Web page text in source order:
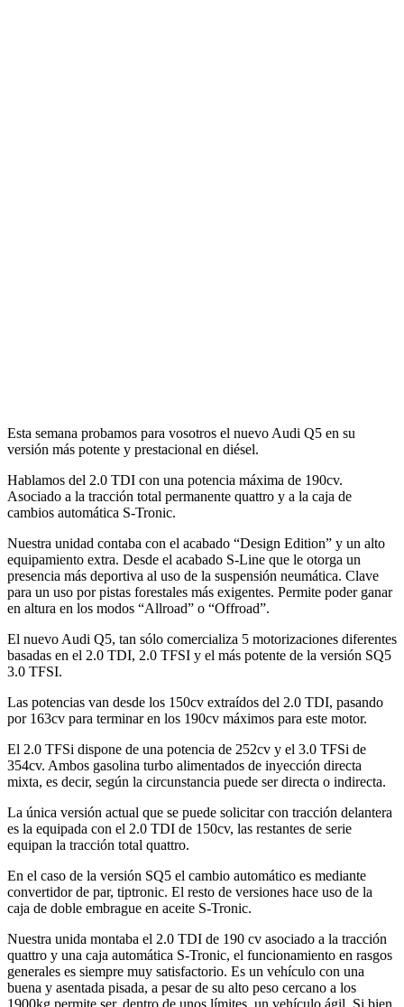
Esta semana probamos para vosotros el nuevo Audi Q5 en su
versión más potente y prestacional en diésel.
Hablamos del 2.0 TDI con una potencia máxima de 190cv.
Asociado a la tracción total permanente quattro y a la caja de
cambios automática S-Tronic.
Nuestra unidad contaba con el acabado “Design Edition” y un alto
equipamiento extra. Desde el acabado S-Line que le otorga un
presencia más deportiva al uso de la suspensión neumática. Clave
para un uso por pistas forestales más exigentes. Permite poder ganar
en altura en los modos “Allroad” o “Offroad”.
El nuevo Audi Q5, tan sólo comercializa 5 motorizaciones diferentes
basadas en el 2.0 TDI, 2.0 TFSI y el más potente de la versión SQ5
3.0 TFSI.
Las potencias van desde los 150cv extraídos del 2.0 TDI, pasando
por 163cv para terminar en los 190cv máximos para este motor.
El 2.0 TFSi dispone de una potencia de 252cv y el 3.0 TFSi de
354cv. Ambos gasolina turbo alimentados de inyección directa
mixta, es decir, según la circunstancia puede ser directa o indirecta.
La única versión actual que se puede solicitar con tracción delantera
es la equipada con el 2.0 TDI de 150cv, las restantes de serie
equipan la tracción total quattro.
En el caso de la versión SQ5 el cambio automático es mediante
convertidor de par, tiptronic. El resto de versiones hace uso de la
caja de doble embrague en aceite S-Tronic.
Nuestra unida montaba el 2.0 TDI de 190 cv asociado a la tracción
quattro y una caja automática S-Tronic, el funcionamiento en rasgos
generales es siempre muy satisfactorio. Es un vehículo con una
buena y asentada pisada, a pesar de su alto peso cercano a los
1900kg permite ser, dentro de unos límites, un vehículo ágil. Si bien